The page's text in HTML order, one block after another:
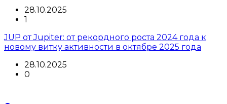
28.10.2025
1
JUP от Jupiter: от рекордного роста 2024 года к
новому витку активности в октябре 2025 года
28.10.2025
0